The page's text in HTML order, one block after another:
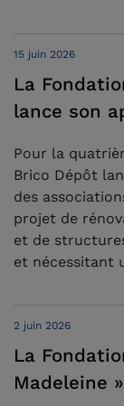
15 juin 2026
La
lance son
Pour la
Brico Dépôt
des
projet de
et de
et nécessitant
2 juin 2026
La
Madeleine »